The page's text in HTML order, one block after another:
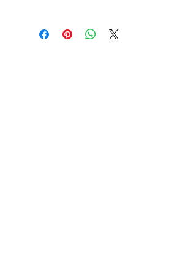
Matte papper heavy weight 167g/m¤